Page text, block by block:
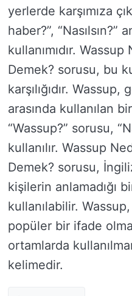
yerlerde karşımıza
haber?”, “Nasılsın?”
kullanımıdır.
Demek? sorusu, bu
karşılığıdır.
arasında kullanılan
“Wassup?” sorusu,
kullanılır. Wassup
Demek? sorusu,
kişilerin anlamadığı
kullanılabilir.
popüler bir ifade
ortamlarda
kelimedir.